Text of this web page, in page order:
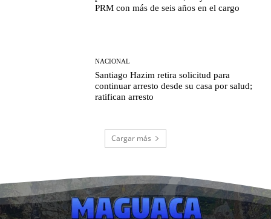
PRM con más de seis años en el cargo
NACIONAL
Santiago Hazim retira solicitud para
continuar arresto desde su casa por salud;
ratifican arresto
Cargar más